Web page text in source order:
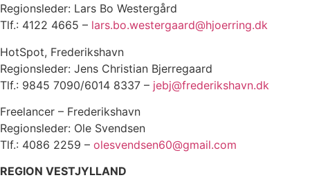
Regionsleder: Lars Bo Westergård
Tlf.: 4122 4665 – lars.bo.westergaard@hjoerring.dk
HotSpot, Frederikshavn
Regionsleder: Jens Christian Bjerregaard
Tlf.: 9845 7090/6014 8337 – jebj@frederikshavn.dk
Freelancer – Frederikshavn
Regionsleder: Ole Svendsen
Tlf.: 4086 2259 – olesvendsen60@gmail.com
REGION VESTJYLLAND